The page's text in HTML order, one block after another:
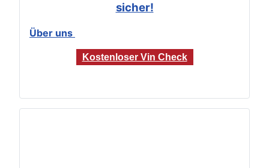
sicher!
Über uns
Kostenloser Vin Check